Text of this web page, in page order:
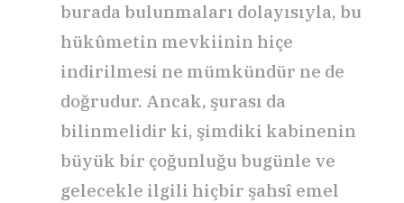
burada bulunmaları dolayısıyla, bu
hükûmetin mevkiinin hiçe
indirilmesi ne mümkündür ne de
doğrudur. Ancak, şurası da
bilinmelidir ki, şimdiki kabinenin
büyük bir çoğunluğu bugünle ve
gelecekle ilgili hiçbir şahsî emel